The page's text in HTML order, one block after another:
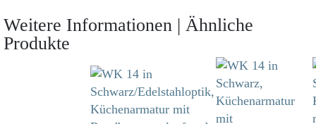
Weitere Informationen | Ähnliche
Produkte